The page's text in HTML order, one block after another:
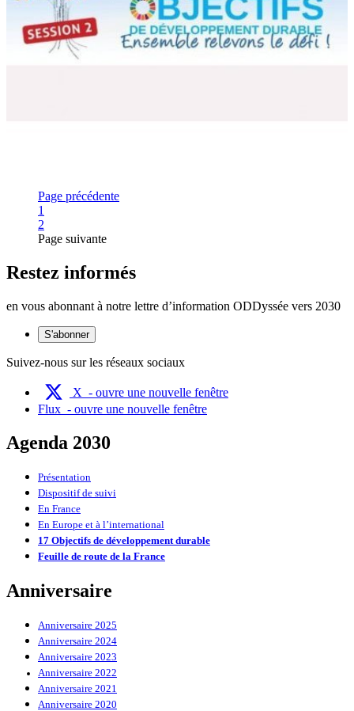
Page précédente
Page
1
Page
2
Page suivante
Restez informés
en vous abonnant à notre lettre d’information ODDyssée vers 2030
S'abonner
Suivez-nous sur les réseaux sociaux
X - ouvre une nouvelle fenêtre
Flux - ouvre une nouvelle fenêtre
Agenda 2030
Présentation
Dispositif de suivi
En France
En Europe et à l’international
17 Objectifs de développement durable
Feuille de route de la France
Anniversaire
Anniversaire 2025
Anniversaire 2024
Anniversaire 2023
Anniversaire 2022
Anniversaire 2021
Anniversaire 2020